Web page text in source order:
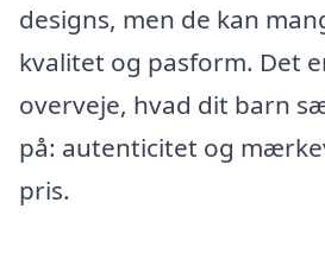
designs, men de kan
kvalitet og pasform. Det
overveje, hvad dit barn
på: autenticitet og
pris.